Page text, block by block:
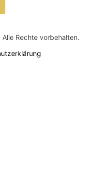
Rechte vorbehalten.